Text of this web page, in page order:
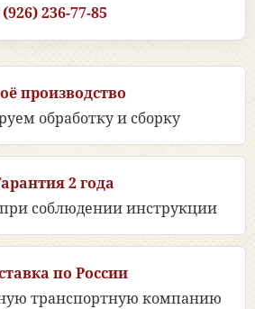
236-77-85
производство
обработку и сборку
2 года
соблюдении инструкции
по России
транспортную компанию